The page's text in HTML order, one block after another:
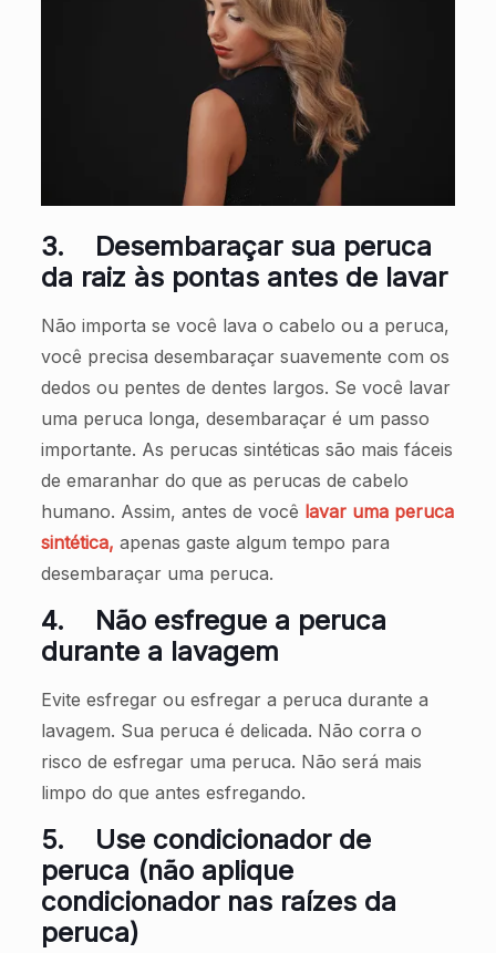
3. Desembaraçar sua peruca
da raiz às pontas antes de lavar
Não importa se você lava o cabelo ou a peruca,
você precisa desembaraçar suavemente com os
dedos ou pentes de dentes largos. Se você lavar
uma peruca longa, desembaraçar é um passo
importante. As perucas sintéticas são mais fáceis
de emaranhar do que as perucas de cabelo
humano. Assim, antes de você lavar uma peruca
sintética, apenas gaste algum tempo para
desembaraçar uma peruca.
4. Não esfregue a peruca
durante a lavagem
Evite esfregar ou esfregar a peruca durante a
lavagem. Sua peruca é delicada. Não corra o
risco de esfregar uma peruca. Não será mais
limpo do que antes esfregando.
5. Use condicionador de
peruca (não aplique
condicionador nas raízes da
peruca)